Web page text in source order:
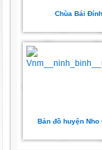
Chùa Bái Đính
Bản đồ huyện Nho